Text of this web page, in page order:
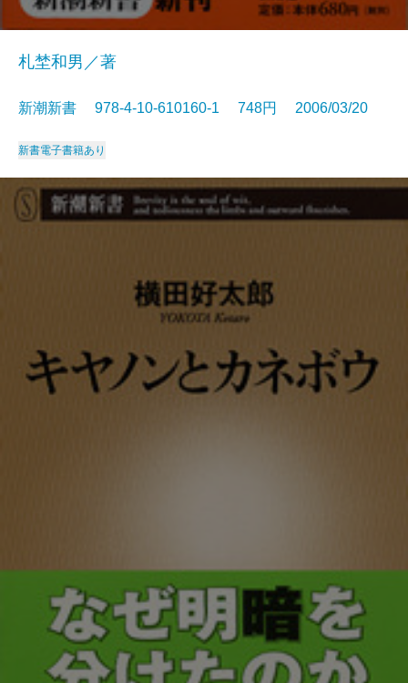
札埜和男／著
新潮新書 978-4-10-610160-1 748円 2006/03/20
新書電子書籍あり